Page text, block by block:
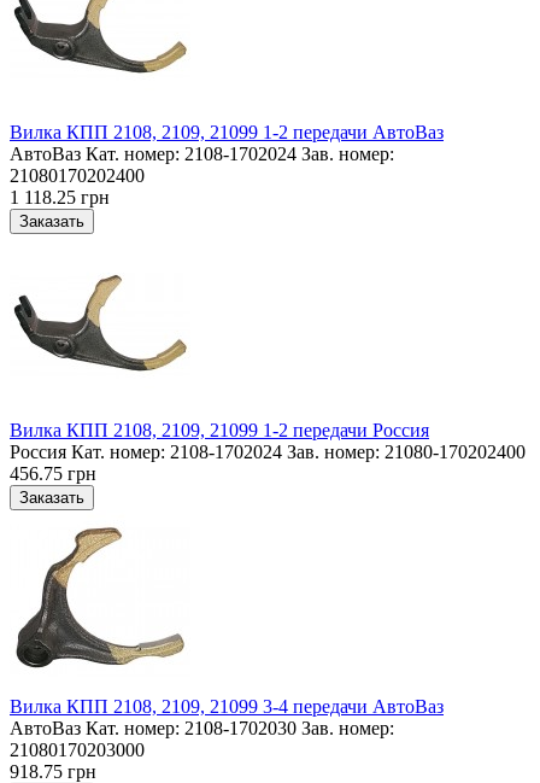
Вилка КПП 2108, 2109, 21099 1-2 передачи АвтоВаз
АвтоВаз Кат. номер: 2108-1702024 Зав. номер:
21080170202400
1 118.25 грн
Вилка КПП 2108, 2109, 21099 1-2 передачи Россия
Россия Кат. номер: 2108-1702024 Зав. номер: 21080-170202400
456.75 грн
Вилка КПП 2108, 2109, 21099 3-4 передачи АвтоВаз
АвтоВаз Кат. номер: 2108-1702030 Зав. номер:
21080170203000
918.75 грн